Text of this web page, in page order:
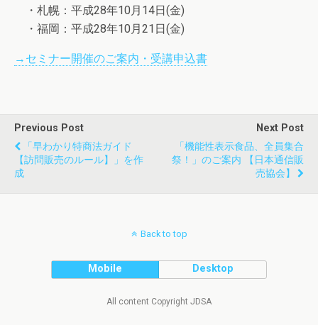
・札幌：平成28年10月14日(金)
・福岡：平成28年10月21日(金)
→セミナー開催のご案内・受講申込書
Previous Post
「早わかり特商法ガイド
【訪問販売のルール】」を作
成
Next Post
「機能性表示食品、全員集合
祭！」のご案内 【日本通信販
売協会】
Back to top
Mobile Desktop
All content Copyright JDSA